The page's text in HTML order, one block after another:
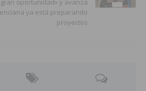
oportunidad» y avanza
ya está preparando
proyectos